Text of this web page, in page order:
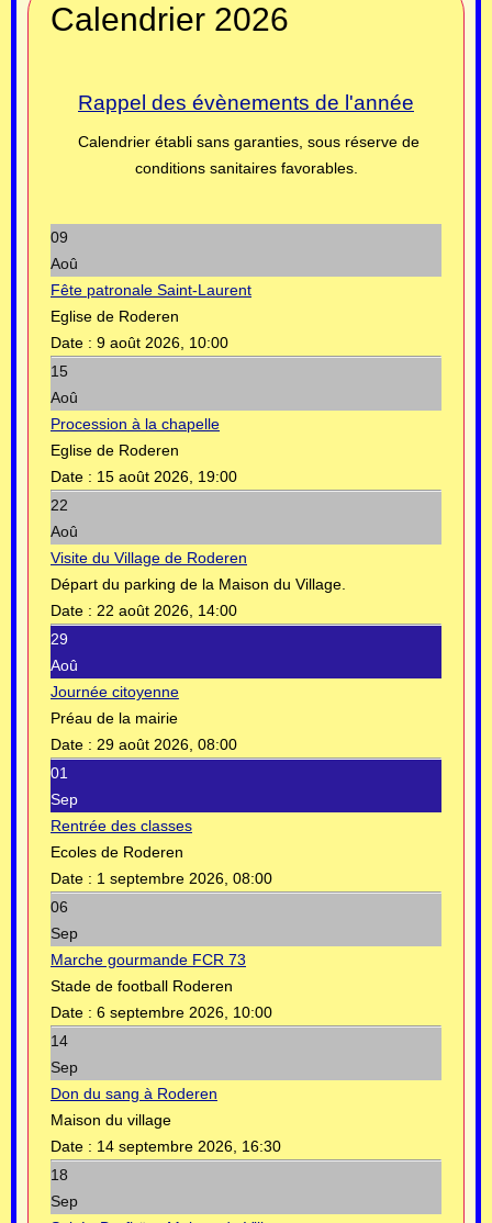
Calendrier 2026
Rappel des évènements de l'année
Calendrier établi sans garanties, sous réserve de
conditions sanitaires favorables.
09
Aoû
Fête patronale Saint-Laurent
Eglise de Roderen
Date : 9 août 2026, 10:00
15
Aoû
Procession à la chapelle
Eglise de Roderen
Date : 15 août 2026, 19:00
22
Aoû
Visite du Village de Roderen
Départ du parking de la Maison du Village.
Date : 22 août 2026, 14:00
29
Aoû
Journée citoyenne
Préau de la mairie
Date : 29 août 2026, 08:00
01
Sep
Rentrée des classes
Ecoles de Roderen
Date : 1 septembre 2026, 08:00
06
Sep
Marche gourmande FCR 73
Stade de football Roderen
Date : 6 septembre 2026, 10:00
14
Sep
Don du sang à Roderen
Maison du village
Date : 14 septembre 2026, 16:30
18
Sep